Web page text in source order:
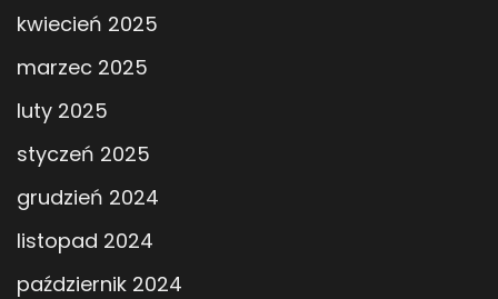
kwiecień 2025
marzec 2025
luty 2025
styczeń 2025
grudzień 2024
listopad 2024
październik 2024